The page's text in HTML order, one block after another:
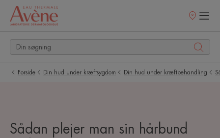
Salgssteder
Forside Din hud under kræftsygdom Din hud under kræftbehandling
Sådan plejer man sin hårbund